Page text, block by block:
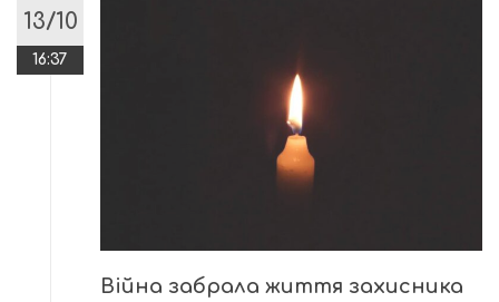
13/10
16:37
Війна забрала життя захисника